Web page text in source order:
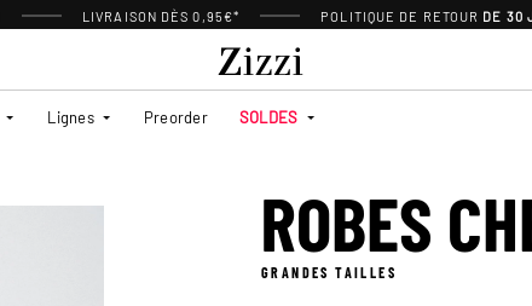
LIVRAISON DÈS 0,95€* POLITIQUE DE RETOUR DE 30
Lignes Preorder SOLDES
ROBES
GRANDES TAILLES